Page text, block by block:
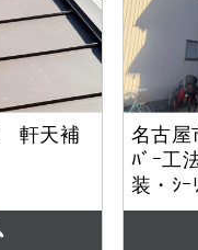
軒天補
名古
ﾊﾞｰ工
装・ｼ
【使用
ｧｲﾝ